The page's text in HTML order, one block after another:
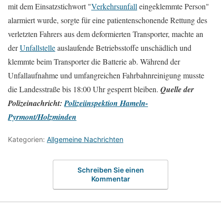
mit dem Einsatzstichwort "Verkehrsunfall eingeklemmte Person"
alarmiert wurde, sorgte für eine patientenschonende Rettung des
verletzten Fahrers aus dem deformierten Transporter, machte an
derUnfallstelleauslaufende Betriebsstoffe unschädlich und
klemmte beim Transporter die Batterie ab. Während der
Unfallaufnahme und umfangreichen Fahrbahnreinigung musste
die Landesstraße bis 18:00 Uhr gesperrt bleiben. Quelle der
Polizeinachricht:Polizeiinspektion Hameln-
Pyrmont/Holzminden
Kategorien: Allgemeine Nachrichten
Schreiben Sie einen
Kommentar